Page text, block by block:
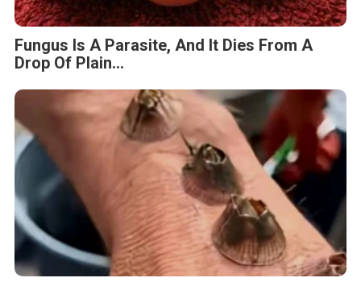
Fungus Is A Parasite, And It Dies From A
Drop Of Plain...